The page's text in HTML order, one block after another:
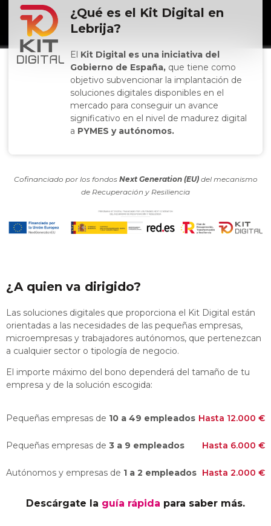
¿Qué es el Kit Digital en
Lebrija?
El Kit Digital es una iniciativa del
Gobierno de España, que tiene como
objetivo subvencionar la implantación de
soluciones digitales disponibles en el
mercado para conseguir un avance
significativo en el nivel de madurez digital
a PYMES y autónomos.
Cofinanciado por los fondos Next Generation (EU)del mecanismo
de Recuperación y Resiliencia
¿A quien va dirigido?
Las soluciones digitales que proporciona el Kit Digital están
orientadas a las necesidades de las pequeñas empresas,
microempresas y trabajadores autónomos, que pertenezcan
a cualquier sector o tipología de negocio.
El importe máximo del bono dependerá del tamaño de tu
empresa y de la solución escogida:
Pequeñas empresas de 10 a 49 empleados Hasta 12.000 €
Pequeñas empresas de 3 a 9 empleados Hasta 6.000 €
Autónomos y empresas de 1 a 2 empleados Hasta 2.000 €
Descárgate la guía rápida para saber más.